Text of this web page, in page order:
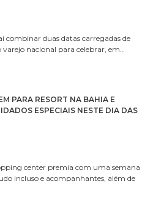
duas datas carregadas de
nacional para celebrar, em…
PARA RESORT NA BAHIA E
ESPECIAIS NESTE DIA DAS
center premia com uma semana
incluso e acompanhantes, além de